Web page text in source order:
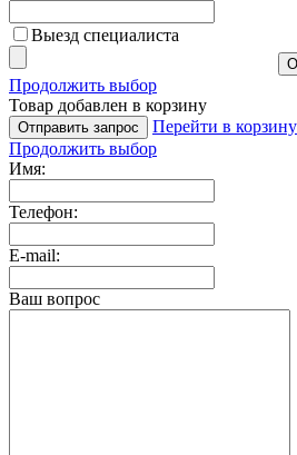
Выезд специалиста
Продолжить выбор
Товар добавлен в корзину
Отправить запрос
Перейти в корзину
Продолжить выбор
Имя:
Телефон:
E-mail:
Ваш вопрос